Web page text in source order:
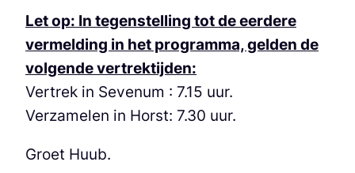
Let op: In tegenstelling tot de eerdere
vermelding in het programma, gelden de
volgende vertrektijden:
Vertrek in Sevenum : 7.15 uur.
Verzamelen in Horst: 7.30 uur.
Groet Huub.